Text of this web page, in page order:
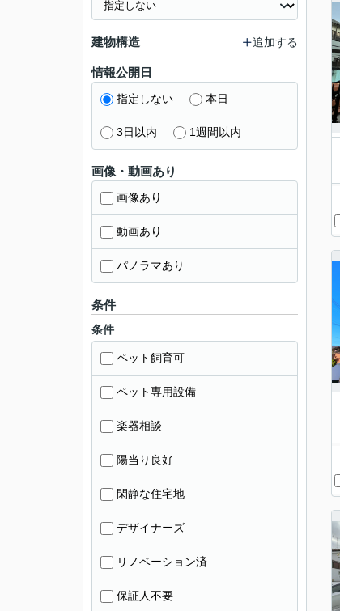
建物構造 追加する
情報公開日
指定しない 本日
3日以内 1週間以内
画像・動画あり
画像あり
動画あり
パノラマあり
条件
条件
ペット飼育可
ペット専用設備
楽器相談
陽当り良好
閑静な住宅地
デザイナーズ
リノベーション済
保証人不要